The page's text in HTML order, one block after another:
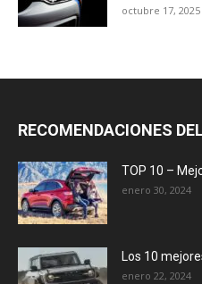
octubre 17, 2025
RECOMENDACIONES
TOP 10 –
enero 30, 2024
Los 10
enero 22, 2024